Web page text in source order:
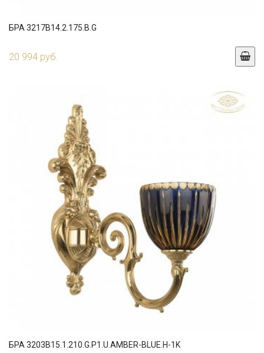
БРА 3217B14.2.175.B.G
20 994 руб.
БРА 3203B15.1.210.G.P1.U.AMBER-BLUE.H-1K